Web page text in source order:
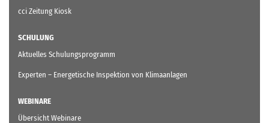
cci Zeitung Kiosk
SCHULUNG
Aktuelles Schulungsprogramm
Experten – Energetische Inspektion von Klimaanlagen
WEBINARE
Übersicht Webinare